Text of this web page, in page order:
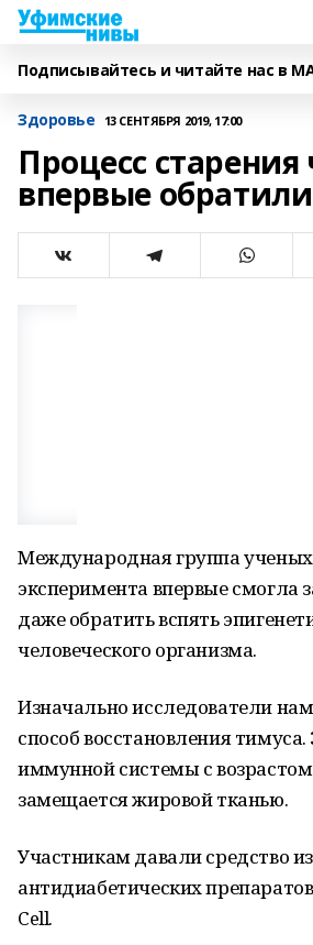
Подписывайтесь и читайте нас в
Здоровье 13 СЕНТЯБРЯ 2019, 17:00
Процесс старения
впервые
Международная группа ученых
эксперимента впервые смогла
даже обратить вспять
человеческого организма.
Изначально исследователи
способ восстановления тимуса.
иммунной системы с
замещается жировой тканью.
Участникам давали средство
антидиабетических
Cell.